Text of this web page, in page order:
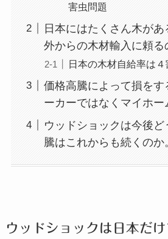
害虫問題
日本にはたくさん木が
外からの木材輸入に頼る
日本の木材自給率は
価格高騰によって損をす
ーカーではなくマイホー
ウッドショックは今後
騰はこれからも続くのか
ウッドショックは日本だ